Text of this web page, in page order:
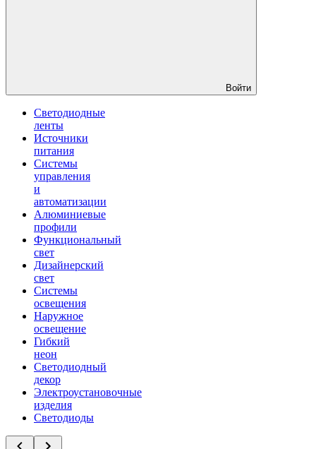
Войти
Светодиодные
ленты
Источники
питания
Системы
управления
и
автоматизации
Алюминиевые
профили
Функциональный
свет
Дизайнерский
свет
Системы
освещения
Наружное
освещение
Гибкий
неон
Светодиодный
декор
Электроустановочные
изделия
Светодиоды